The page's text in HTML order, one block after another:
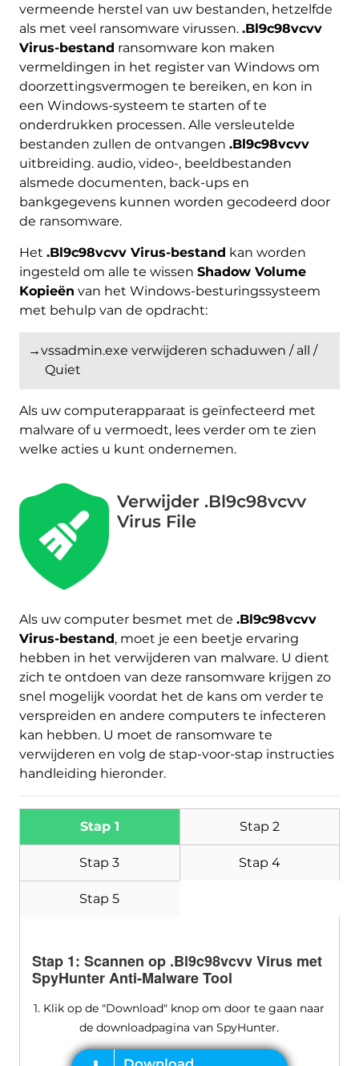
vermeende herstel van uw bestanden, hetzelfde
als met veel ransomware virussen. .Bl9c98vcvv
Virus-bestand ransomware kon maken
vermeldingen in het register van Windows om
doorzettingsvermogen te bereiken, en kon in
een Windows-systeem te starten of te
onderdrukken processen. Alle versleutelde
bestanden zullen de ontvangen .Bl9c98vcvv
uitbreiding. audio, video-, beeldbestanden
alsmede documenten, back-ups en
bankgegevens kunnen worden gecodeerd door
de ransomware.
Het .Bl9c98vcvv Virus-bestand kan worden
ingesteld om alle te wissen Shadow Volume
Kopieën van het Windows-besturingssysteem
met behulp van de opdracht:
→vssadmin.exe verwijderen schaduwen / all /
Quiet
Als uw computerapparaat is geïnfecteerd met
malware of u vermoedt, lees verder om te zien
welke acties u kunt ondernemen.
Verwijder .Bl9c98vcvv
Virus File
Als uw computer besmet met de .Bl9c98vcvv
Virus-bestand, moet je een beetje ervaring
hebben in het verwijderen van malware. U dient
zich te ontdoen van deze ransomware krijgen zo
snel mogelijk voordat het de kans om verder te
verspreiden en andere computers te infecteren
kan hebben. U moet de ransomware te
verwijderen en volg de stap-voor-stap instructies
handleiding hieronder.
Stap 1 Stap 2
Stap 3 Stap 4
Stap 5
Stap 1: Scannen op .Bl9c98vcvv Virus met
SpyHunter Anti-Malware Tool
1. Klik op de "Download" knop om door te gaan naar
de downloadpagina van SpyHunter.
Download
Malware Removal Tool